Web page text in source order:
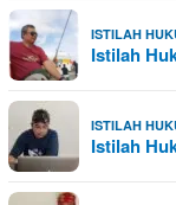
ISTILAH
Istilah
ISTILAH
Istilah